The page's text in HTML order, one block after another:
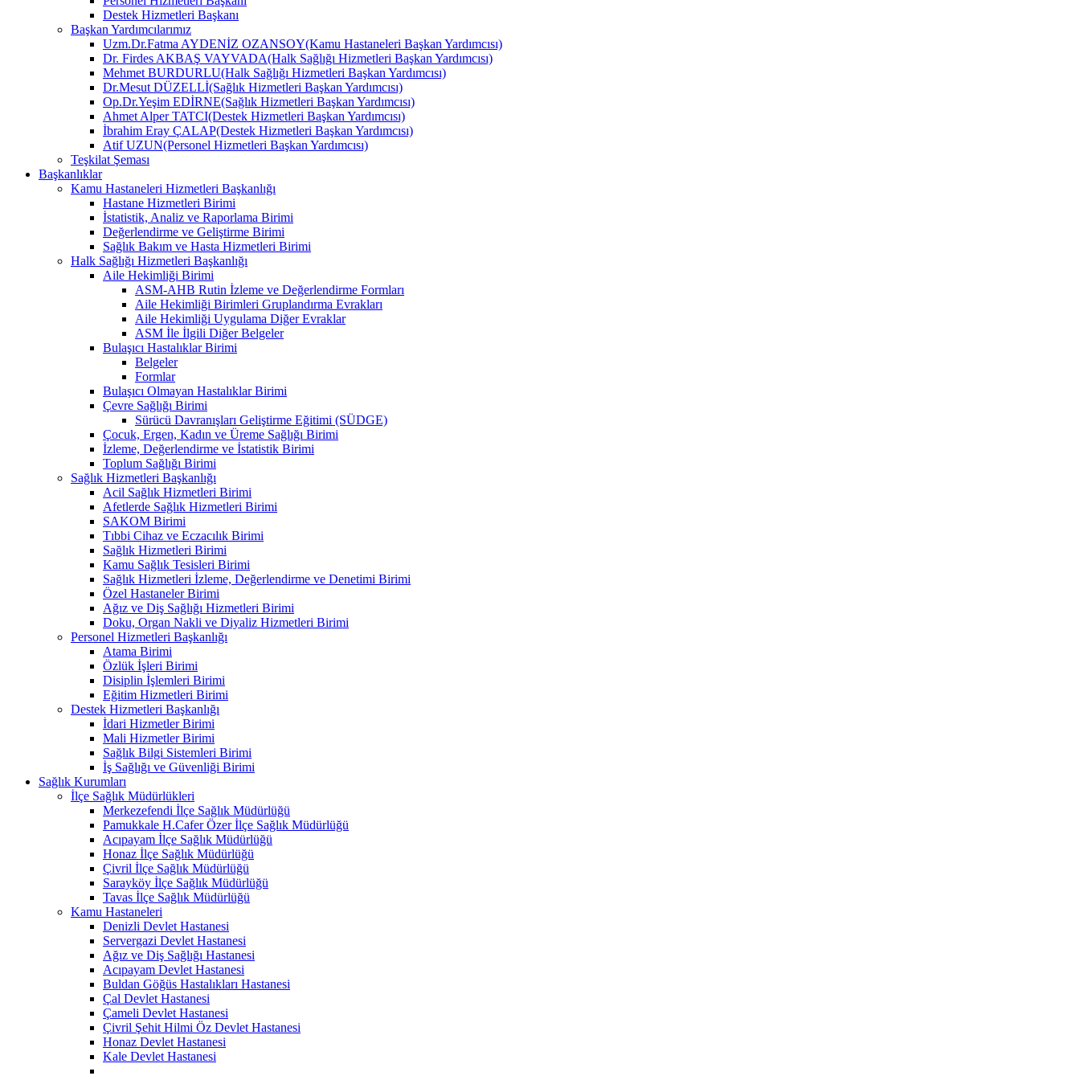
Destek Hizmetleri Başkanı
Başkan Yardımcılarımız
Uzm.Dr.Fatma AYDENİZ OZANSOY(Kamu Hastaneleri Başkan Yardımcısı)
Dr. Firdes AKBAŞ VAYVADA(Halk Sağlığı Hizmetleri Başkan Yardımcısı)
Mehmet BURDURLU(Halk Sağlığı Hizmetleri Başkan Yardımcısı)
Dr.Mesut DÜZELLİ(Sağlık Hizmetleri Başkan Yardımcısı)
Op.Dr.Yeşim EDİRNE(Sağlık Hizmetleri Başkan Yardımcısı)
Ahmet Alper TATCI(Destek Hizmetleri Başkan Yardımcısı)
İbrahim Eray ÇALAP(Destek Hizmetleri Başkan Yardımcısı)
Atif UZUN(Personel Hizmetleri Başkan Yardımcısı)
Teşkilat Şeması
Başkanlıklar
Kamu Hastaneleri Hizmetleri Başkanlığı
Hastane Hizmetleri Birimi
İstatistik, Analiz ve Raporlama Birimi
Değerlendirme ve Geliştirme Birimi
Sağlık Bakım ve Hasta Hizmetleri Birimi
Halk Sağlığı Hizmetleri Başkanlığı
Aile Hekimliği Birimi
ASM-AHB Rutin İzleme ve Değerlendirme Formları
Aile Hekimliği Birimleri Gruplandırma Evrakları
Aile Hekimliği Uygulama Diğer Evraklar
ASM İle İlgili Diğer Belgeler
Bulaşıcı Hastalıklar Birimi
Belgeler
Formlar
Bulaşıcı Olmayan Hastalıklar Birimi
Çevre Sağlığı Birimi
Sürücü Davranışları Geliştirme Eğitimi (SÜDGE)
Çocuk, Ergen, Kadın ve Üreme Sağlığı Birimi
İzleme, Değerlendirme ve İstatistik Birimi
Toplum Sağlığı Birimi
Sağlık Hizmetleri Başkanlığı
Acil Sağlık Hizmetleri Birimi
Afetlerde Sağlık Hizmetleri Birimi
SAKOM Birimi
Tıbbi Cihaz ve Eczacılık Birimi
Sağlık Hizmetleri Birimi
Kamu Sağlık Tesisleri Birimi
Sağlık Hizmetleri İzleme, Değerlendirme ve Denetimi Birimi
Özel Hastaneler Birimi
Ağız ve Diş Sağlığı Hizmetleri Birimi
Doku, Organ Nakli ve Diyaliz Hizmetleri Birimi
Personel Hizmetleri Başkanlığı
Atama Birimi
Özlük İşleri Birimi
Disiplin İşlemleri Birimi
Eğitim Hizmetleri Birimi
Destek Hizmetleri Başkanlığı
İdari Hizmetler Birimi
Mali Hizmetler Birimi
Sağlık Bilgi Sistemleri Birimi
İş Sağlığı ve Güvenliği Birimi
Sağlık Kurumları
İlçe Sağlık Müdürlükleri
Merkezefendi İlçe Sağlık Müdürlüğü
Pamukkale H.Cafer Özer İlçe Sağlık Müdürlüğü
Acıpayam İlçe Sağlık Müdürlüğü
Honaz İlçe Sağlık Müdürlüğü
Çivril İlçe Sağlık Müdürlüğü
Sarayköy İlçe Sağlık Müdürlüğü
Tavas İlçe Sağlık Müdürlüğü
Kamu Hastaneleri
Denizli Devlet Hastanesi
Servergazi Devlet Hastanesi
Ağız ve Diş Sağlığı Hastanesi
Acıpayam Devlet Hastanesi
Buldan Göğüs Hastalıkları Hastanesi
Çal Devlet Hastanesi
Çameli Devlet Hastanesi
Çivril Şehit Hilmi Öz Devlet Hastanesi
Honaz Devlet Hastanesi
Kale Devlet Hastanesi